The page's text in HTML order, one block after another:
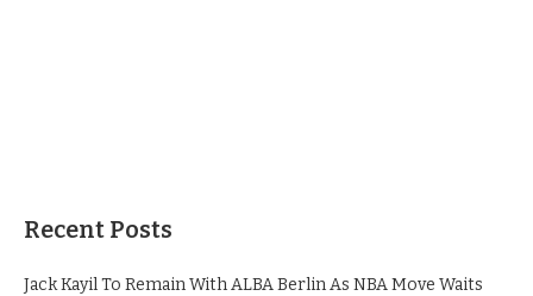
Recent Posts
Jack Kayil To Remain With ALBA Berlin As NBA Move Waits